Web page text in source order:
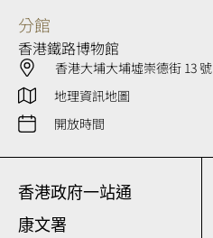
分館
香港鐵路博物館
香港大埔大埔墟崇德街 13 號
地理資訊地圖
開放時間
香港政府一站通
康文署